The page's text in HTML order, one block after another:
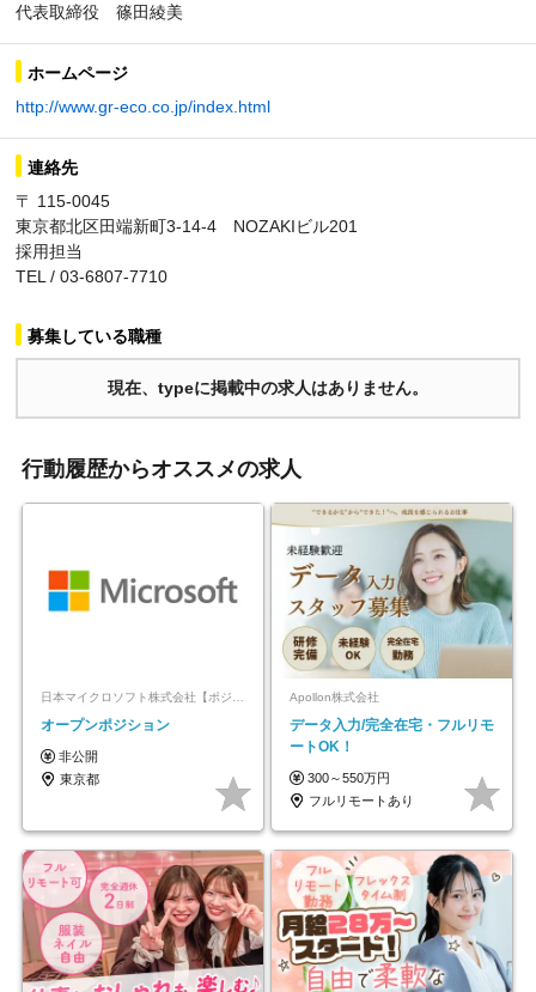
代表取締役 篠田綾美
ホームページ
http://www.gr-eco.co.jp/index.html
連絡先
〒 115-0045
東京都北区田端新町3-14-4 NOZAKIビル201
採用担当
TEL / 03-6807-7710
募集している職種
現在、typeに掲載中の求人はありません。
行動履歴からオススメの求人
オープンポジション
非公開
東京都
Apollon株式会社
データ入力/完全在宅・フルリモ
ートOK！
300～550万円
フルリモートあり